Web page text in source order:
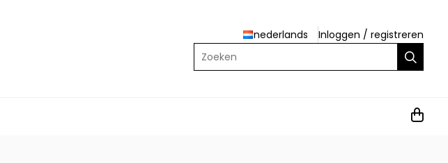
nederlands Inloggen / registreren
Zoeken